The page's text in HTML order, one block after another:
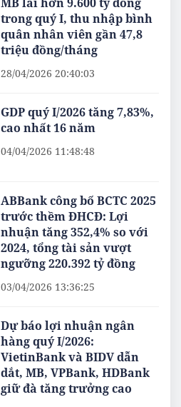
MB lãi hơn 9.600 tỷ đồng
trong quý I, thu nhập bình
quân nhân viên gần 47,8
triệu đồng/tháng
28/04/2026 20:40:03
GDP quý I/2026 tăng 7,83%,
cao nhất 16 năm
04/04/2026 11:48:48
ABBank công bố BCTC 2025
trước thềm ĐHCĐ: Lợi
nhuận tăng 352,4% so với
2024, tổng tài sản vượt
ngưỡng 220.392 tỷ đồng
03/04/2026 13:36:25
Dự báo lợi nhuận ngân
hàng quý I/2026:
VietinBank và BIDV dẫn
dắt, MB, VPBank, HDBank
giữ đà tăng trưởng cao